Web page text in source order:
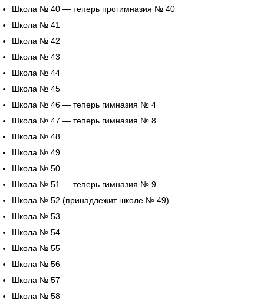
Школа № 40 — теперь прогимназия № 40
Школа № 41
Школа № 42
Школа № 43
Школа № 44
Школа № 45
Школа № 46 — теперь гимназия № 4
Школа № 47 — теперь гимназия № 8
Школа № 48
Школа № 49
Школа № 50
Школа № 51 — теперь гимназия № 9
Школа № 52 (принадлежит школе № 49)
Школа № 53
Школа № 54
Школа № 55
Школа № 56
Школа № 57
Школа № 58